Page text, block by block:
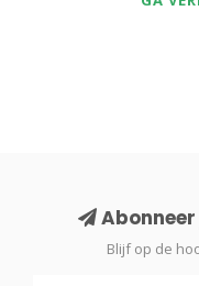
Abonneer
Blijf op de